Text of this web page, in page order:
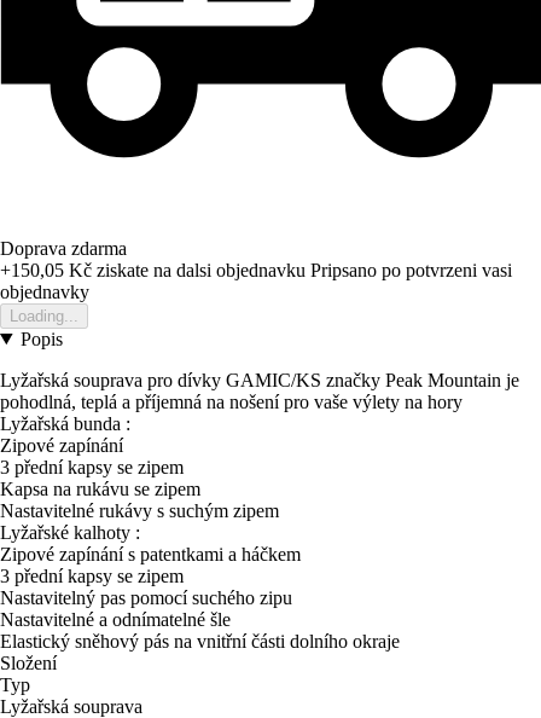
Doprava zdarma
+150,05 Kč ziskate na dalsi objednavku Pripsano po potvrzeni vasi
objednavky
Loading...
Popis
Lyžařská souprava pro dívky GAMIC/KS značky Peak Mountain je
pohodlná, teplá a příjemná na nošení pro vaše výlety na hory
Lyžařská bunda :
Zipové zapínání
3 přední kapsy se zipem
Kapsa na rukávu se zipem
Nastavitelné rukávy s suchým zipem
Lyžařské kalhoty :
Zipové zapínání s patentkami a háčkem
3 přední kapsy se zipem
Nastavitelný pas pomocí suchého zipu
Nastavitelné a odnímatelné šle
Elastický sněhový pás na vnitřní části dolního okraje
Složení
Typ
Lyžařská souprava